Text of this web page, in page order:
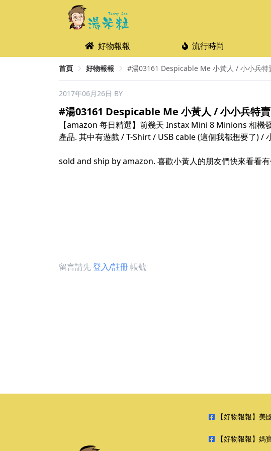
好物報報 流行時尚
首頁 好物報報 #湯03161 Despicable Me 小黃人 / 小小兵特
2017年06月26日 BY
#湯03161 Despicable Me 小黃人 / 小小兵特
【amazon 每日精選】前幾天 Instax Mini 8 Minions 相機
產品. 其中有遊戲 / T-Shirt / USB cable (這個我都想要了) /
sold and ship by amazon. 喜歡小黃人的朋友們快來看看
留言請先登入/註冊帳號
【好物報報】美
【好物報報】媽